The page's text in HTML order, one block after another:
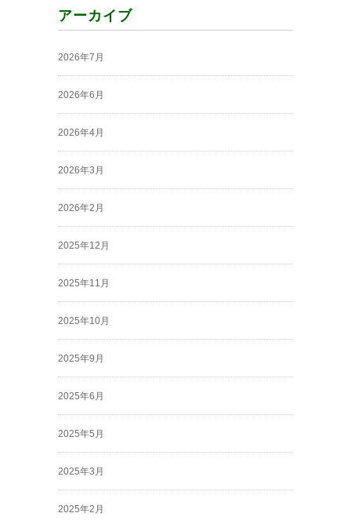
アーカイブ
2026年7月
2026年6月
2026年4月
2026年3月
2026年2月
2025年12月
2025年11月
2025年10月
2025年9月
2025年6月
2025年5月
2025年3月
2025年2月